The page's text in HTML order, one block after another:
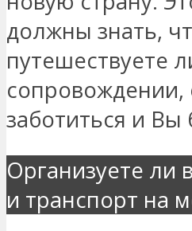
должны знать,
путешествуете
сопровождении,
заботиться и Вы
Организуете ли
и транспорт на